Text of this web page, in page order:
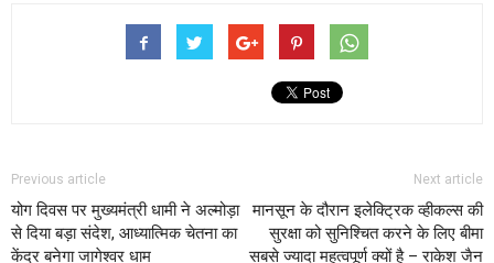
Previous article
योग दिवस पर मुख्यमंत्री धामी ने अल्मोड़ा
से दिया बड़ा संदेश, आध्यात्मिक चेतना का
केंद्र बनेगा जागेश्वर धाम
Next article
मानसून के दौरान इलेक्ट्रिक व्हीकल्स की
सुरक्षा को सुनिश्चित करने के लिए बीमा
सबसे ज्यादा महत्वपूर्ण क्यों है – राकेश जैन